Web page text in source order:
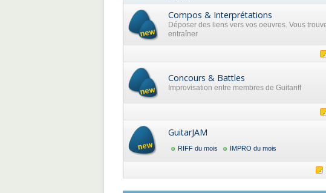
Compos & Interprétations
Déposer des liens vers vos oeuvres. Vous
entraîner
Concours & Battles
Improvisation entre membres de Guitariff
GuitarJAM
RIFF du mois IMPRO du mois